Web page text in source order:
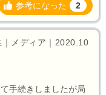
参考になった 2
メディア｜2020.10
手続きしましたが局